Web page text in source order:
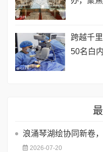
跨越千
50名白
浪涌琴湖绘协同新卷
2026-07-20